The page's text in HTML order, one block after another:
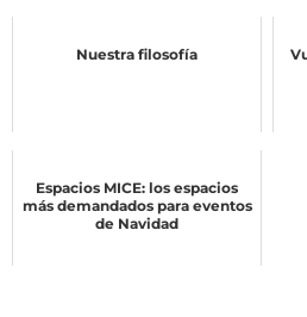
Nuestra filosofía
Espacios MICE: los espacios
más demandados para eventos
de Navidad